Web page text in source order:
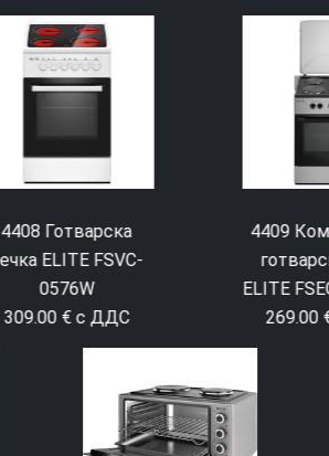
4409 Комбинирана
готварска печка
ELITE FSEGC-0529BG
269.00 € с ДДС